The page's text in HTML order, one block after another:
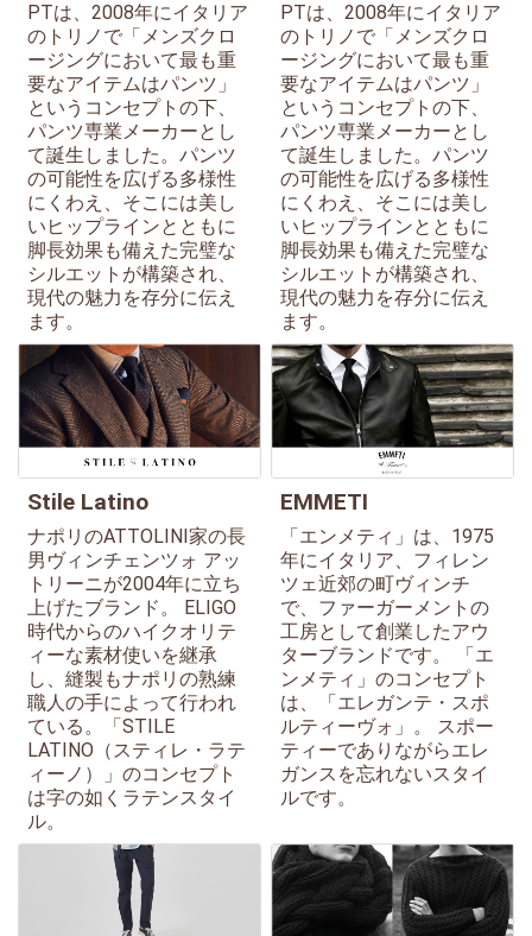
PTは、2008年にイタリア
のトリノで「メンズクロ
ージングにおいて最も重
要なアイテムはパンツ」
というコンセプトの下、
パンツ専業メーカーとし
て誕生しました。パンツ
の可能性を広げる多様性
にくわえ、そこには美し
いヒップラインとともに
脚長効果も備えた完璧な
シルエットが構築され、
現代の魅力を存分に伝え
ます。
PTは、2008年にイタリア
のトリノで「メンズクロ
ージングにおいて最も重
要なアイテムはパンツ」
というコンセプトの下、
パンツ専業メーカーとし
て誕生しました。パンツ
の可能性を広げる多様性
にくわえ、そこには美し
いヒップラインとともに
脚長効果も備えた完璧な
シルエットが構築され、
現代の魅力を存分に伝え
ます。
Stile Latino
ナポリのATTOLINI家の長
男ヴィンチェンツォ アッ
トリーニが2004年に立ち
上げたブランド。 ELIGO
時代からのハイクオリテ
ィーな素材使いを継承
し、縫製もナポリの熟練
職人の手によって行われ
ている。「STILE
LATINO（スティレ・ラテ
ィーノ）」のコンセプト
は字の如くラテンスタイ
ル。
EMMETI
「エンメティ」は、1975
年にイタリア、フィレン
ツェ近郊の町ヴィンチ
で、ファーガーメントの
工房として創業したアウ
ターブランドです。 「エ
ンメティ」のコンセプト
は、「エレガンテ・スポ
ルティーヴォ」。 スポー
ティーでありながらエレ
ガンスを忘れないスタイ
ルです。